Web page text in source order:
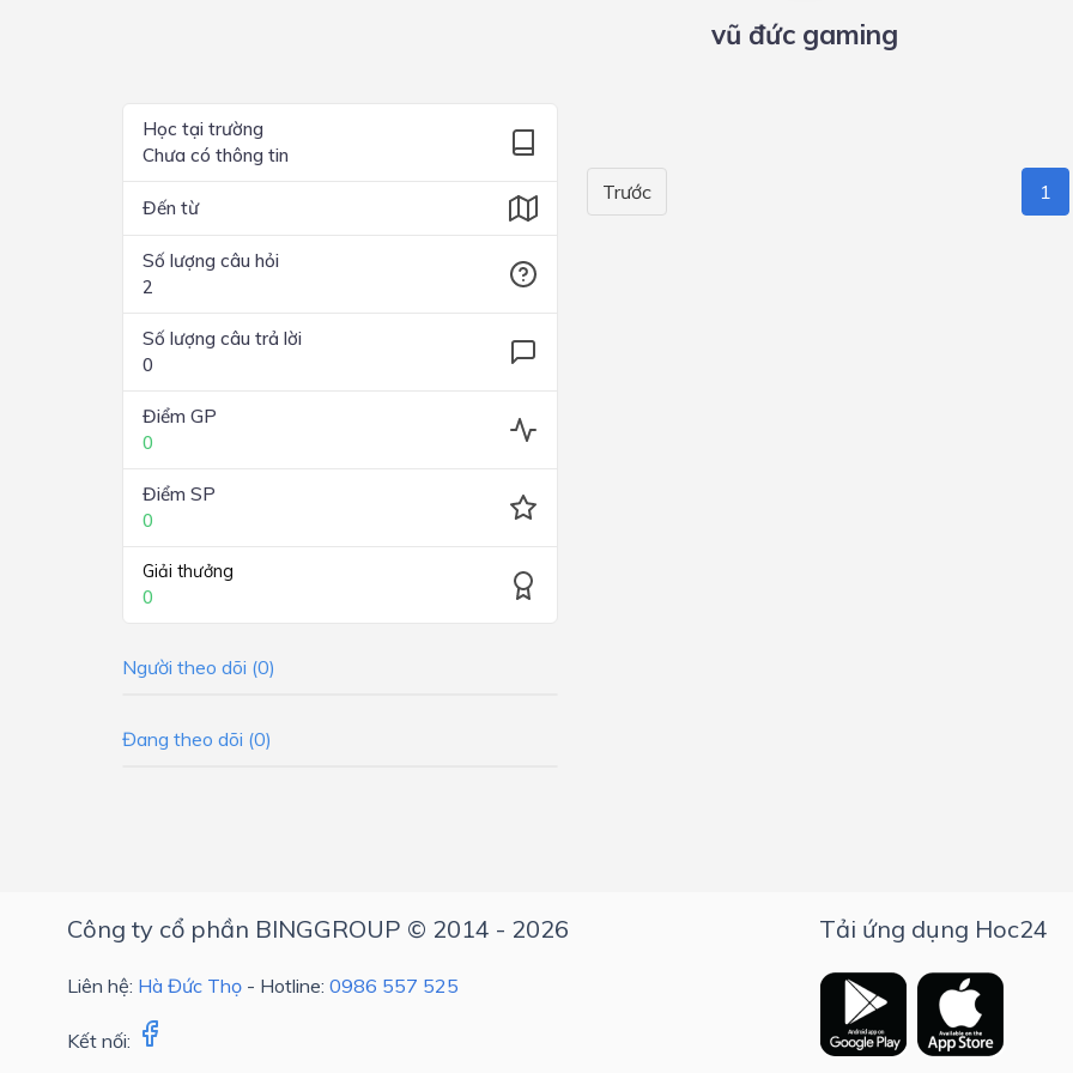
Lớp 2
vũ đức gaming
Học tại trường
Chưa có thông tin
Đến từ
Số lượng câu hỏi
2
Số lượng câu trả lời
0
Điểm GP
0
Điểm SP
0
Giải thưởng
0
Người theo dõi (0)
Đang theo dõi (0)
Trước 1
Công ty cổ phần BINGGROUP © 2014 - 2026
Liên hệ: Hà Đức Thọ - Hotline: 0986 557 525
Kết nối:
Tải ứng dụng Hoc24